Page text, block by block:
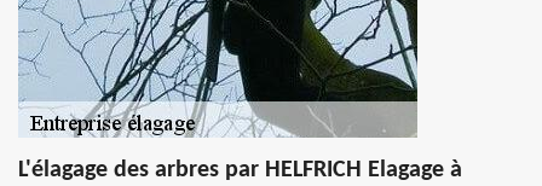
L'élagage des arbres par HELFRICH Elagage à